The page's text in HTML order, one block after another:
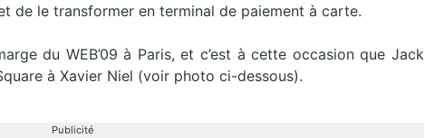
de le transformer en terminal de paiement à carte.
du WEB’09 à Paris, et c’est à cette occasion que Jack
à Xavier Niel (voir photo ci-dessous).
Publicité